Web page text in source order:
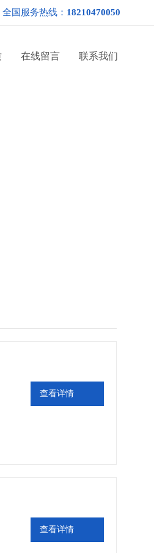
全国服务热线： 18210470050
在线留言 联系我们
查看详情
查看详情